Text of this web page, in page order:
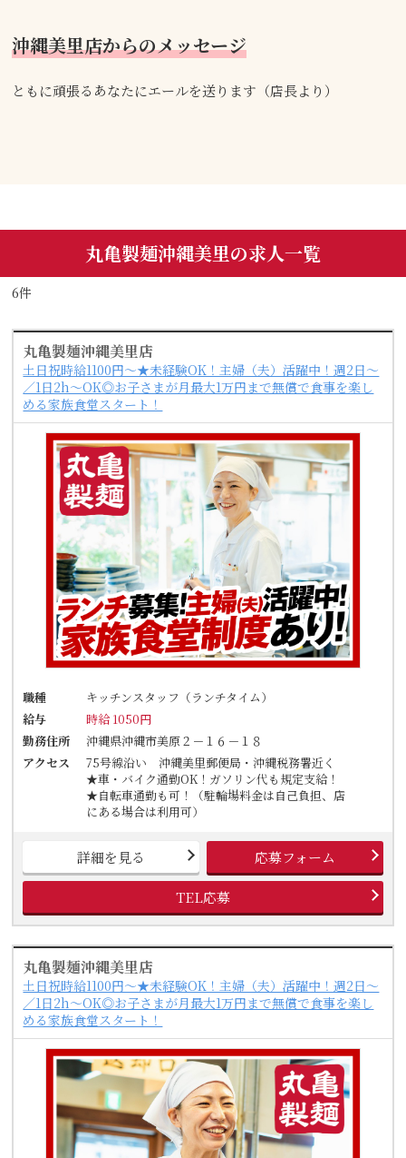
沖縄美里店からのメッセージ
ともに頑張るあなたにエールを送ります（店長より）
丸亀製麺沖縄美里の求人一覧
6件
丸亀製麺沖縄美里店
土日祝時給1100円～★未経験OK！主婦（夫）活躍中！週2日～
／1日2h～OK◎お子さまが月最大1万円まで無償で食事を楽し
める家族食堂スタート！
職種
キッチンスタッフ（ランチタイム）
給与
時給 1050円
勤務住所
沖縄県沖縄市美原２－１６－１８
アクセス
75号線沿い 沖縄美里郵便局・沖縄税務署近く
★車・バイク通勤OK！ガソリン代も規定支給！
★自転車通勤も可！（駐輪場料金は自己負担、店
にある場合は利用可）
詳細を見る 応募フォーム
TEL応募
丸亀製麺沖縄美里店
土日祝時給1100円～★未経験OK！主婦（夫）活躍中！週2日～
／1日2h～OK◎お子さまが月最大1万円まで無償で食事を楽し
める家族食堂スタート！